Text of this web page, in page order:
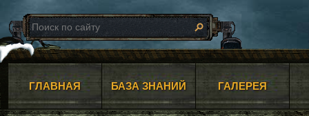
ГЛАВНАЯ БАЗА ЗНАНИЙ ГАЛЕРЕЯ